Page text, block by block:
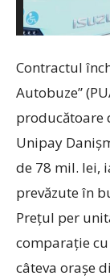
Contractul
Autobuze”
producătoare
Unipay
de 78 mil. lei,
prevăzute în
Prețul per
comparație
câteva orașe